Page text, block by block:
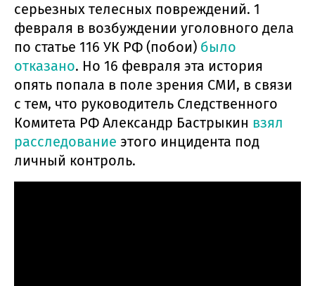
серьезных телесных повреждений. 1
февраля в возбуждении уголовного дела
по статье 116 УК РФ (побои) было
отказано. Но 16 февраля эта история
опять попала в поле зрения СМИ, в связи
с тем, что руководитель Следственного
Комитета РФ Александр Бастрыкин взял
расследование этого инцидента под
личный контроль.